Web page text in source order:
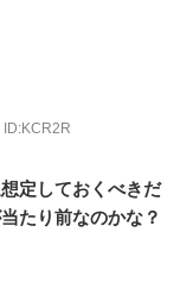
定しておくべきだ
たり前なのかな？